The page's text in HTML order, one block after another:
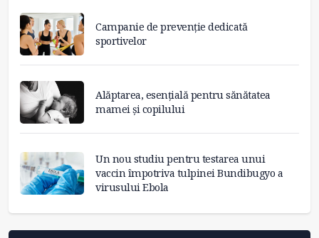
Campanie de prevenție dedicată
sportivelor
Alăptarea, esențială pentru sănătatea
mamei și copilului
Un nou studiu pentru testarea unui
vaccin împotriva tulpinei Bundibugyo a
virusului Ebola